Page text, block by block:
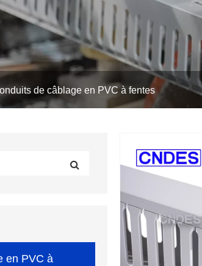
de câblage en PVC à fentes
en PVC à